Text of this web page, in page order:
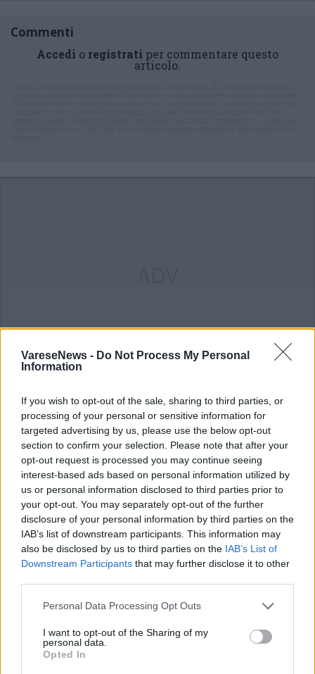
VareseNews - Do Not Process My Personal
Information
If you wish to opt-out of the sale, sharing to third parties, or
processing of your personal or sensitive information for
targeted advertising by us, please use the below opt-out
section to confirm your selection. Please note that after your
opt-out request is processed you may continue seeing
interest-based ads based on personal information utilized by
us or personal information disclosed to third parties prior to
your opt-out. You may separately opt-out of the further
disclosure of your personal information by third parties on the
IAB’s list of downstream participants. This information may
also be disclosed by us to third parties on the IAB’s List of
Downstream Participants that may further disclose it to other
Personal Data Processing Opt Outs
I want to opt-out of the Sharing of my
personal data.
Opted In
Commenti
Accedi o registrati per commentare questo
articolo.
ALTRE NOTIZIE DI CARAVATE